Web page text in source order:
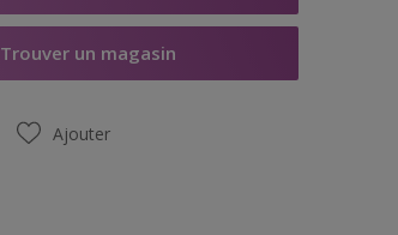
Trouver un magasin
Ajouter